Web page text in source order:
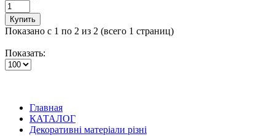
Купить
Показано с 1 по 2 из 2 (всего 1 страниц)
Показать:
Главная
КАТАЛОГ
Декоративні матеріали різні